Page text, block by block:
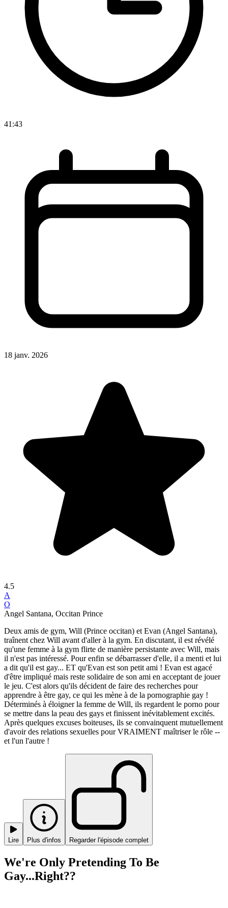
41:43
18 janv. 2026
4.5
A
O
Angel Santana, Occitan Prince
Deux amis de gym, Will (Prince occitan) et Evan (Angel Santana),
traînent chez Will avant d'aller à la gym. En discutant, il est révélé
qu'une femme à la gym flirte de manière persistante avec Will, mais
il n'est pas intéressé. Pour enfin se débarrasser d'elle, il a menti et lui
a dit qu'il est gay... ET qu'Evan est son petit ami ! Evan est agacé
d'être impliqué mais reste solidaire de son ami en acceptant de jouer
le jeu. C'est alors qu'ils décident de faire des recherches pour
apprendre à être gay, ce qui les mène à de la pornographie gay !
Déterminés à éloigner la femme de Will, ils regardent le porno pour
se mettre dans la peau des gays et finissent inévitablement excités.
Après quelques excuses boiteuses, ils se convainquent mutuellement
d'avoir des relations sexuelles pour VRAIMENT maîtriser le rôle --
et l'un l'autre !
Lire Plus d'infos Regarder l'épisode complet
We're Only Pretending To Be
Gay...Right??